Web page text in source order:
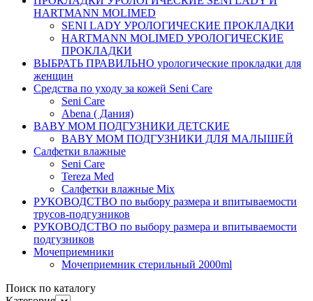
HARTMANN MOLIMED
SENI LADY УРОЛОГИЧЕСКИЕ ПРОКЛАДКИ
HARTMANN MOLIMED УРОЛОГИЧЕСКИЕ
ПРОКЛАДКИ
ВЫБРАТЬ ПРАВИЛЬНО урологические прокладки для
женщин
Средства по уходу за кожей Seni Care
Seni Care
Abena ( Дания)
BABY MOM ПОДГУЗНИКИ ДЕТСКИЕ
BABY MOM ПОДГУЗНИКИ ДЛЯ МАЛЫШЕЙ
Салфетки влажные
Seni Care
Tereza Med
Салфетки влажные Mix
РУКОВОДСТВО по выбору размера и впитываемости
трусов-подгузников
РУКОВОДСТВО по выбору размера и впитываемости
подгузников
Мочеприемники
Мочеприемник стерильный 2000ml
Поиск по каталогу